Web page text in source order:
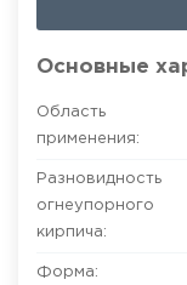
Основные
Область
применения:
Разновидность
огнеупорного
кирпича:
Форма: